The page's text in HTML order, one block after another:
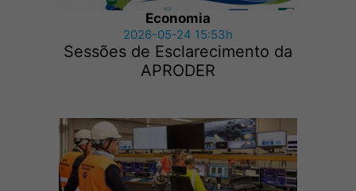
Economia
2026-05-24 15:53h
Sessões de Esclarecimento da
APRODER